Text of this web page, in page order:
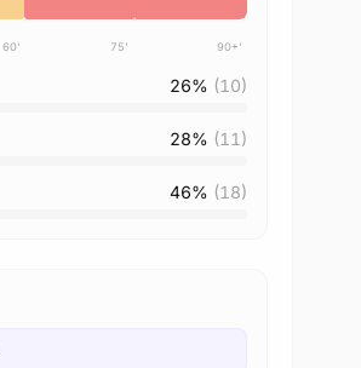
60' 75' 90+'
26% (10)
28% (11)
46% (18)